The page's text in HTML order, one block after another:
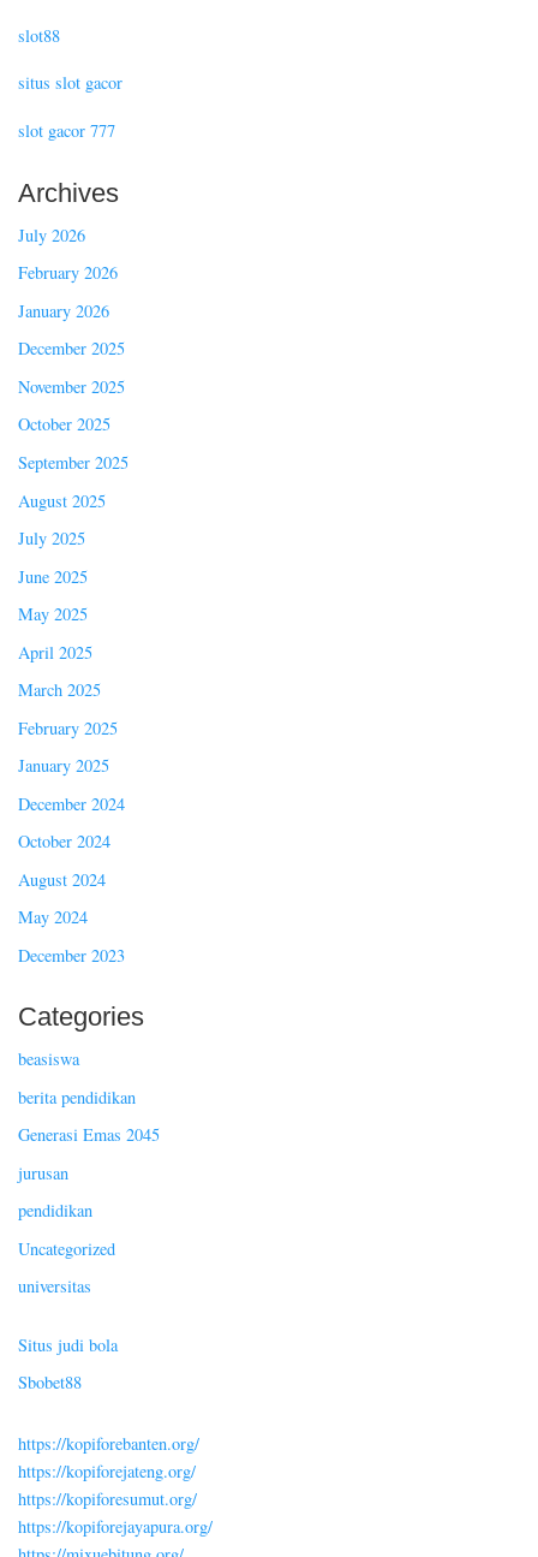
slot88
situs slot gacor
slot gacor 777
Archives
July 2026
February 2026
January 2026
December 2025
November 2025
October 2025
September 2025
August 2025
July 2025
June 2025
May 2025
April 2025
March 2025
February 2025
January 2025
December 2024
October 2024
August 2024
May 2024
December 2023
Categories
beasiswa
berita pendidikan
Generasi Emas 2045
jurusan
pendidikan
Uncategorized
universitas
Situs judi bola
Sbobet88
https://kopiforebanten.org/
https://kopiforejateng.org/
https://kopiforesumut.org/
https://kopiforejayapura.org/